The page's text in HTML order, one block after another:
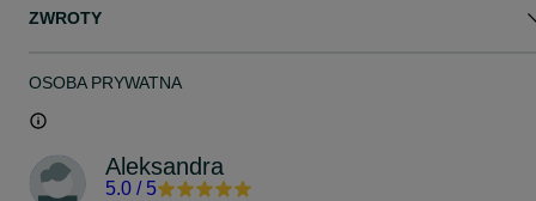
ZWROTY
OSOBA PRYWATNA
Aleksandra
5.0 / 5